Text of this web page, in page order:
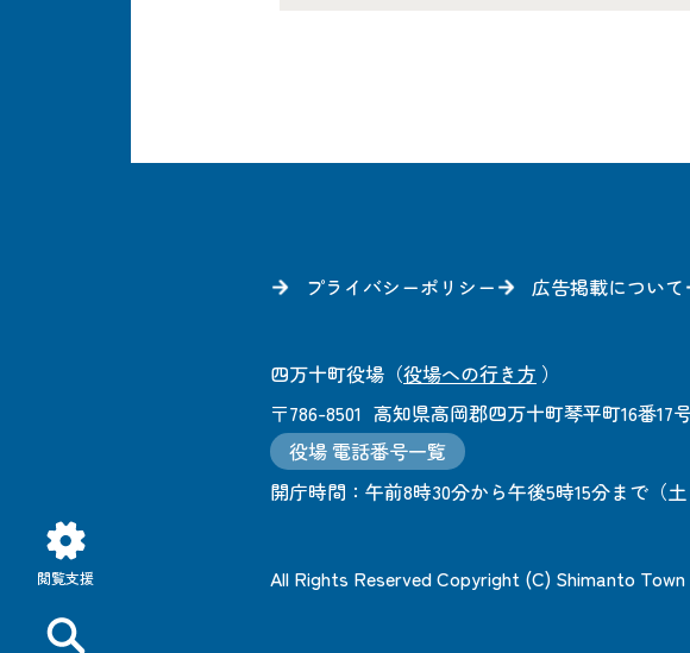
閲覧支援
プライバシーポリシー 広告掲載について
四万十町役場 （役場への行き方 ）
〒786-8501 高知県高岡郡四万十町琴平町16番17
役場 電話番号一覧
開庁時間： 午前8時30分から午後5時15分まで （
All Rights Reserved Copyright (C) Shimanto Town